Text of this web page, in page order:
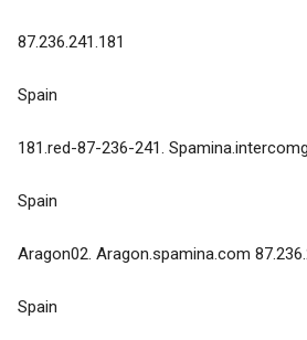
87.236.241.181
Spain
181.red-87-236-241.
Spain
Aragon02. Aragon.spamina.com
Spain